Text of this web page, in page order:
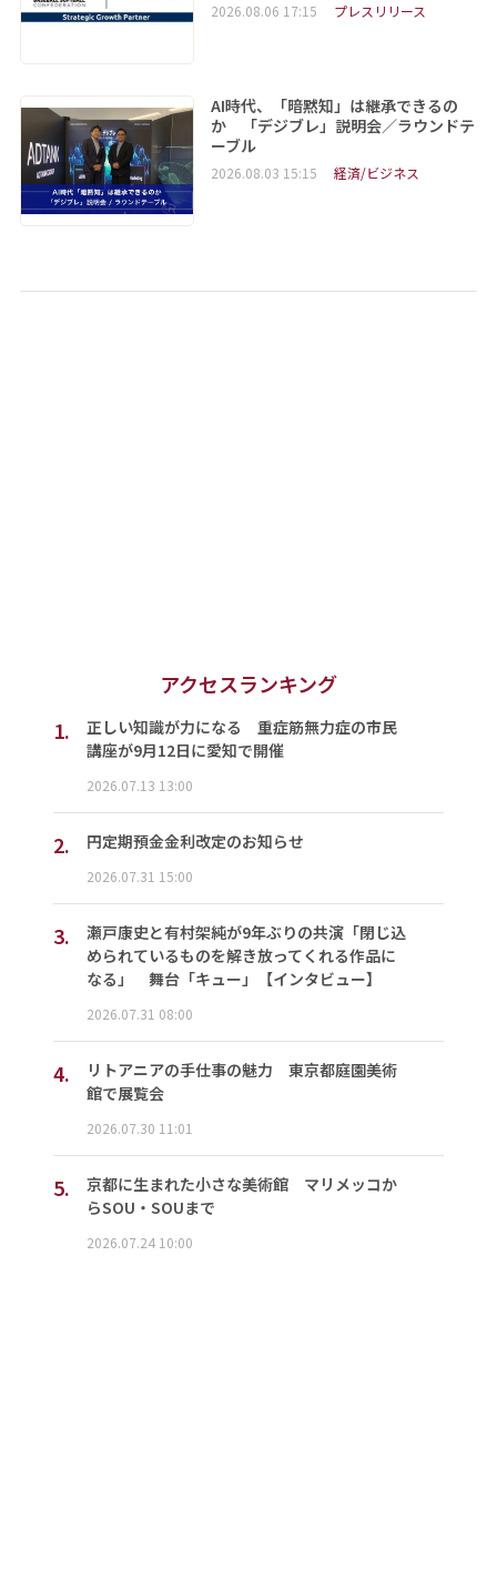
2026.08.06 17:15 プレスリリース
AI時代、「暗黙知」は継承できるの
か 「デジブレ」説明会／ラウンドテ
ーブル
2026.08.03 15:15 経済/ビジネス
アクセスランキング
1.
正しい知識が力になる 重症筋無力症の市民
講座が9月12日に愛知で開催
2026.07.13 13:00
2. 円定期預金金利改定のお知らせ
2026.07.31 15:00
3.
瀬戸康史と有村架純が9年ぶりの共演「閉じ込
められているものを解き放ってくれる作品に
なる」 舞台「キュー」【インタビュー】
2026.07.31 08:00
4.
リトアニアの手仕事の魅力 東京都庭園美術
館で展覧会
2026.07.30 11:01
5.
京都に生まれた小さな美術館 マリメッコか
らSOU・SOUまで
2026.07.24 10:00